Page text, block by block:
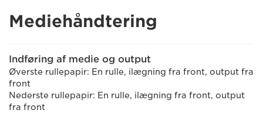
Mediehåndtering
Indføring af medie og output
Øverste rullepapir: En rulle, ilægning fra front, output fra
front
Nederste rullepapir: En rulle, ilægning fra front, output
fra front